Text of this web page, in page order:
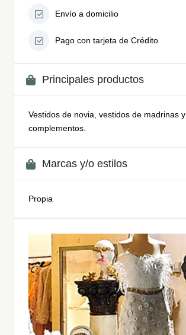
Envío a domicilio
Pago con tarjeta de Crédito
Principales productos
Vestidos de novia, vestidos de madrinas y
complementos.
Marcas y/o estilos
Propia